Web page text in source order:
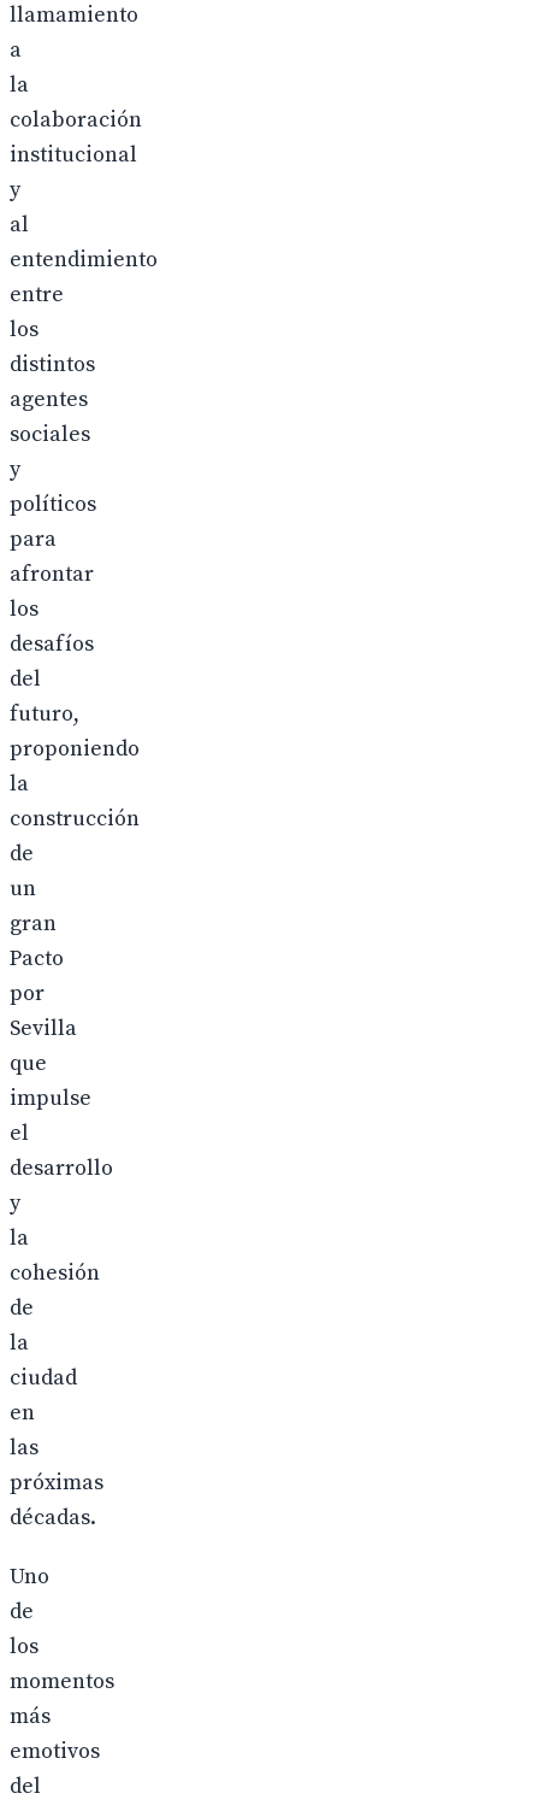
llamamiento
a
la
colaboración
institucional
y
al
entendimiento
entre
los
distintos
agentes
sociales
y
políticos
para
afrontar
los
desafíos
del
futuro,
proponiendo
la
construcción
de
un
gran
Pacto
por
Sevilla
que
impulse
el
desarrollo
y
la
cohesión
de
la
ciudad
en
las
próximas
décadas.
Uno
de
los
momentos
más
emotivos
del